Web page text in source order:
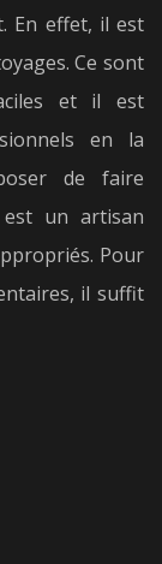
En effet, il est
Ce sont
et il est
en la
de faire
est un artisan
Pour
il suffit